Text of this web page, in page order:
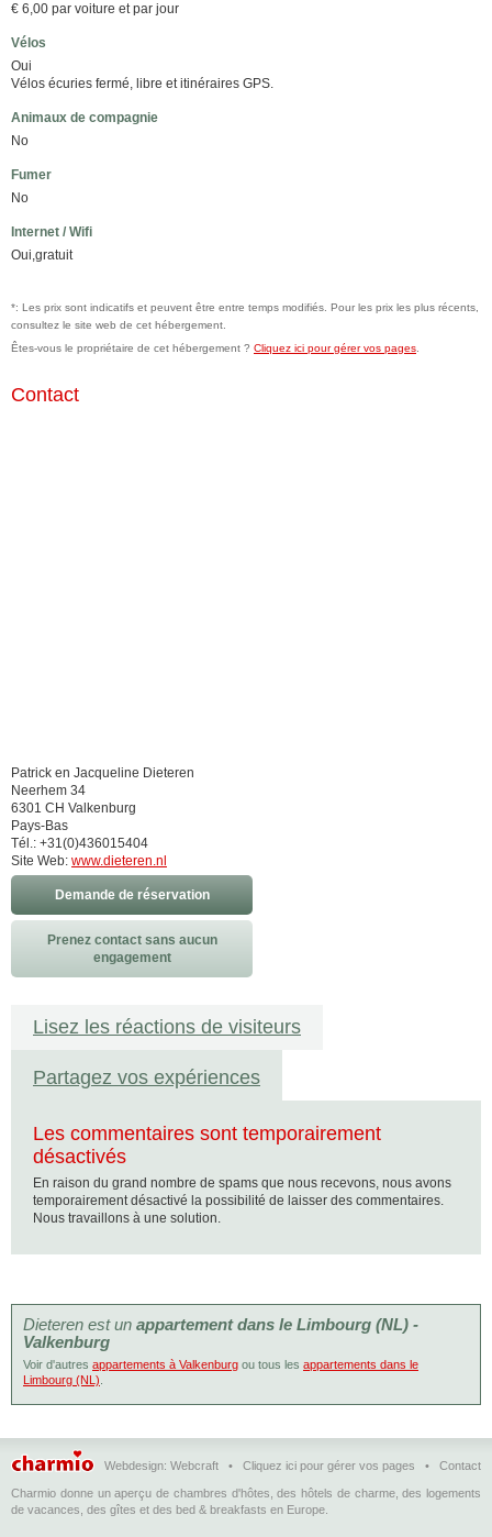
€ 6,00 par voiture et par jour
Vélos
Oui
Vélos écuries fermé, libre et itinéraires GPS.
Animaux de compagnie
No
Fumer
No
Internet / Wifi
Oui,gratuit
*: Les prix sont indicatifs et peuvent être entre temps modifiés. Pour les prix les plus récents,
consultez le site web de cet hébergement.
Êtes-vous le propriétaire de cet hébergement ? Cliquez ici pour gérer vos pages
Contact
Patrick en Jacqueline Dieteren
Neerhem 34
6301 CH Valkenburg
Pays-Bas
Tél.: +31(0)436015404
Site Web: www.dieteren.nl
Demande de réservation
Prenez contact sans aucun
engagement
Lisez les réactions de visiteurs
Partagez vos expériences
Les commentaires sont temporairement
désactivés
En raison du grand nombre de spams que nous recevons, nous avons
temporairement désactivé la possibilité de laisser des commentaires.
Nous travaillons à une solution.
Dieteren est un appartement dans le Limbourg (NL) -
Valkenburg
Voir d'autres appartements à Valkenburg ou tous les appartements dans le
Limbourg (NL)
Webdesign: Webcraft • Cliquez ici pour gérer vos pages • Contact
Charmio donne un aperçu de chambres d'hôtes, des hôtels de charme, des logements
de vacances, des gîtes et des bed & breakfasts en Europe.